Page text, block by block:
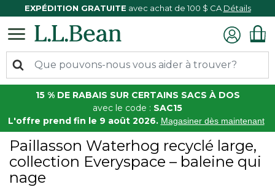
EXPÉDITION GRATUITE avec achat de 100 $ CA Détails
15 % DE RABAIS SUR CERTAINS SACS À DOS
avec le code : SAC15
L'offre prend fin le 9 août 2026. Magasiner dès maintenant
Paillasson Waterhog recyclé large,
collection Everyspace – baleine qui
nage